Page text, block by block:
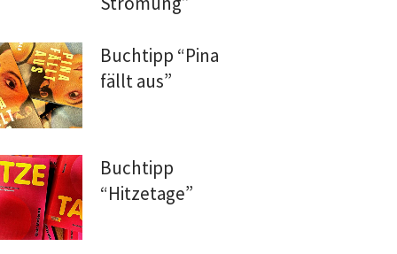
Buchtipp “Pina
fällt aus”
Buchtipp
“Hitzetage”